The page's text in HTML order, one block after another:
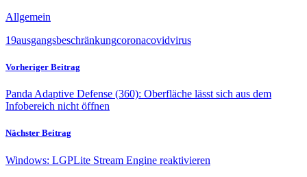
Allgemein
19ausgangsbeschränkungcoronacovidvirus
Vorheriger Beitrag
Panda Adaptive Defense (360): Oberfläche lässt sich aus dem
Infobereich nicht öffnen
Nächster Beitrag
Windows: LGPLite Stream Engine reaktivieren